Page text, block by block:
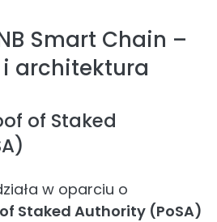
Smart Chain –
architektura
of Staked
w oparciu o
Staked Authority (PoSA)